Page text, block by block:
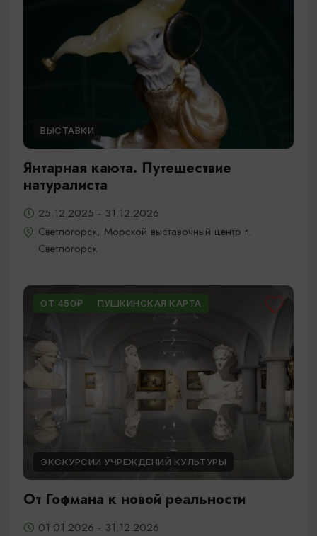
ВЫСТАВКИ
Янтарная каюта. Путешествие
натуралиста
25.12.2025 - 31.12.2026
Светлогорск, Морской выставочный центр г.
Светлогорск
ОТ 450₽ ПУШКИНСКАЯ КАРТА
ЭКСКУРСИИ УЧРЕЖДЕНИЙ КУЛЬТУРЫ
От Гофмана к новой реальности
01.01.2026 - 31.12.2026